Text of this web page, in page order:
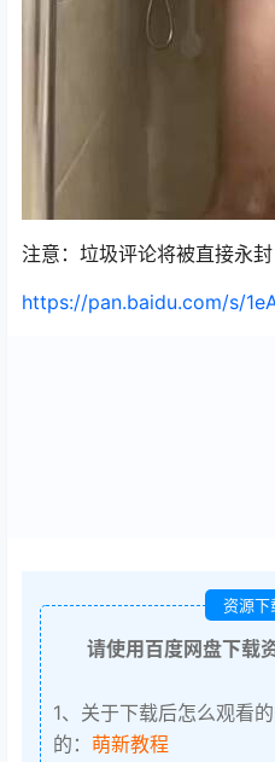
注意：垃圾评论将被直接永封
https://pan.baidu.com/s/
资源下
请使用百度网盘下载
1、关于下载后怎么观看
的： 萌新教程